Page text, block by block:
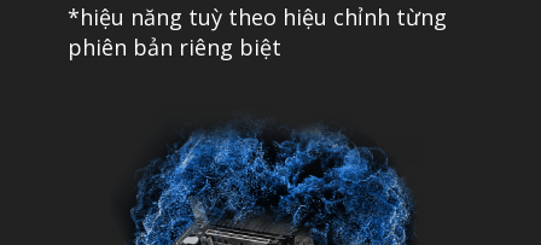
*hiệu năng tuỳ theo hiệu chỉnh từng
phiên bản riêng biệt